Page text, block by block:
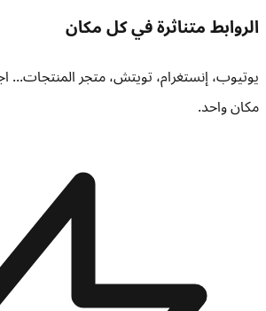
الروابط متناثرة في كل مكان
يوتيوب، إنستغرام، تويتش، متجر
مكان واحد.